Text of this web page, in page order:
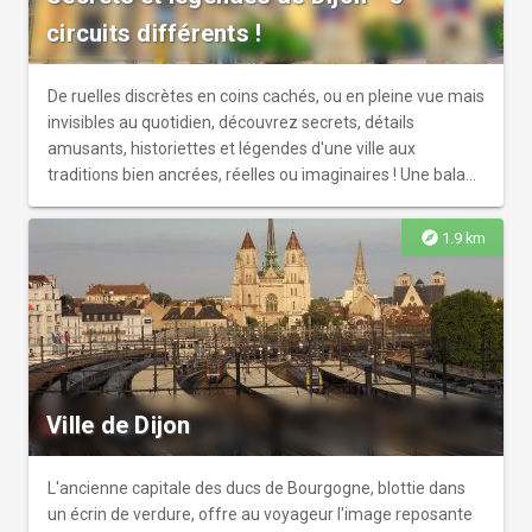
circuits différents !
De ruelles discrètes en coins cachés, ou en pleine vue mais
invisibles au quotidien, découvrez secrets, détails
amusants, historiettes et légendes d'une ville aux
traditions bien ancrées, réelles ou imaginaires ! Une balade
derrière les façades historiques et les monuments, et
réviser ou (re)découvrir ce qu'on croit savoir sur Dijon.
explore 1.9 km
Ville de Dijon
L'ancienne capitale des ducs de Bourgogne, blottie dans
un écrin de verdure, offre au voyageur l'image reposante